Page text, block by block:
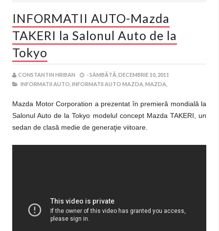
INFORMATII AUTO-Mazda
TAKERI la Salonul Auto de la
Tokyo
CONSTANTIN HRIBAN -SÂMBĂTĂ, DECEMBRIE 10, 2011
INFORMATII AUTO, INFORMATII AUTO MAZDA, MAZDA,
Mazda Motor Corporation a prezentat în premieră mondială la
Salonul Auto de la Tokyo modelul concept Mazda TAKERI, un
sedan de clasă medie de generaţie viitoare.